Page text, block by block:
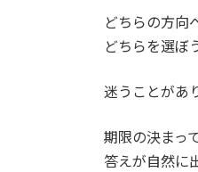
どちらの方向
どちらを選ぼ
迷うことがあ
期限の決まっ
答えが自然に